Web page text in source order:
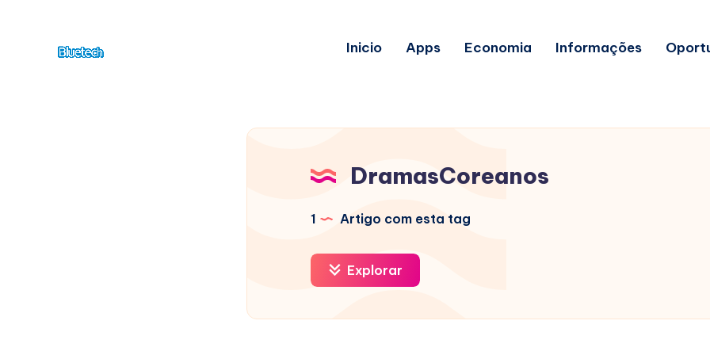
Inicio Apps Economia Informações
DramasCoreanos
1 Artigo com esta tag
Explorar